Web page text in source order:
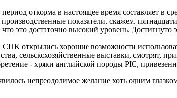
откорма в настоящее время составляет
показатели, скажем,
это достаточно высокий уровень.
СПК открылись хорошие возможности
сельскохозяйственные выставки,
- хряки английской породы PIC,
непреодолимое желание хоть одним